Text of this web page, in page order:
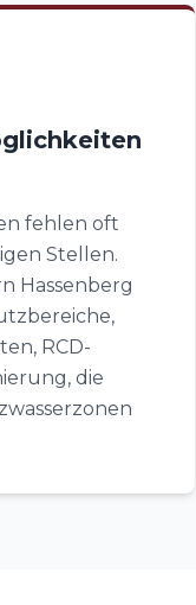
fehlen oft
Stellen.
Hassenberg
RCD-
die